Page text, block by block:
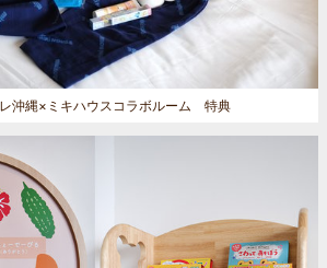
沖縄×ミキハウスコラボルーム 特典